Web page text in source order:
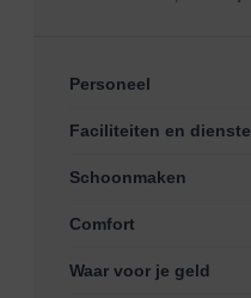
Personeel
Faciliteiten en
Schoonmaken
Comfort
Waar voor je geld